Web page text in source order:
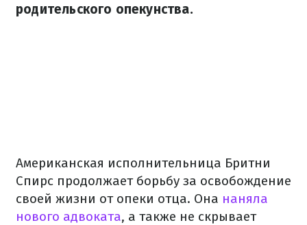
родительского опекунства.
Американская исполнительница Бритни
Спирс продолжает борьбу за освобождение
своей жизни от опеки отца. Она наняла
нового адвоката, а также не скрывает